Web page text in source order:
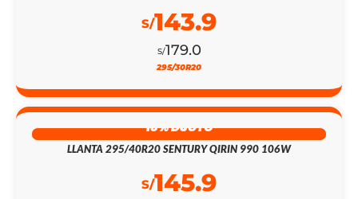
S/179.0
S/143.9
295/30R20
18% DSCTO
LLANTA 295/40R20 SENTURY QIRIN 990 106W
S/145.9